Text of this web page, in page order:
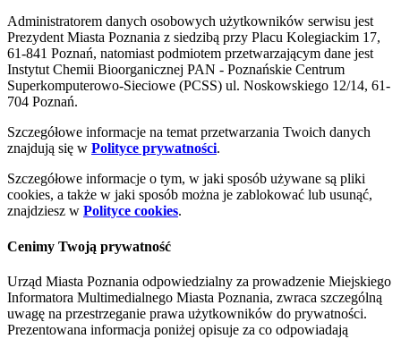
Administratorem danych osobowych użytkowników serwisu jest
Prezydent Miasta Poznania z siedzibą przy Placu Kolegiackim 17,
61-841 Poznań, natomiast podmiotem przetwarzającym dane jest
Instytut Chemii Bioorganicznej PAN - Poznańskie Centrum
Superkomputerowo-Sieciowe (PCSS) ul. Noskowskiego 12/14, 61-
704 Poznań.
Szczegółowe informacje na temat przetwarzania Twoich danych
znajdują się w Polityce prywatności.
Szczegółowe informacje o tym, w jaki sposób używane są pliki
cookies, a także w jaki sposób można je zablokować lub usunąć,
znajdziesz w Polityce cookies.
Cenimy Twoją prywatność
Urząd Miasta Poznania odpowiedzialny za prowadzenie Miejskiego
Informatora Multimedialnego Miasta Poznania, zwraca szczególną
uwagę na przestrzeganie prawa użytkowników do prywatności.
Prezentowana informacja poniżej opisuje za co odpowiadają